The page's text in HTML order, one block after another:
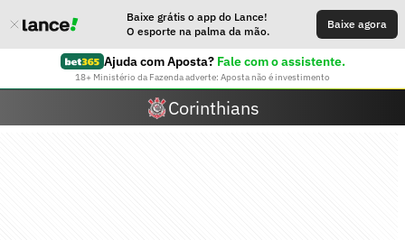
Baixe grátis o app do Lance!
O esporte na palma da mão.
Baixe agora
Ajuda com Aposta? Fale com o assistente.
18+ Ministério da Fazenda adverte: Aposta não é investimento
Corinthians